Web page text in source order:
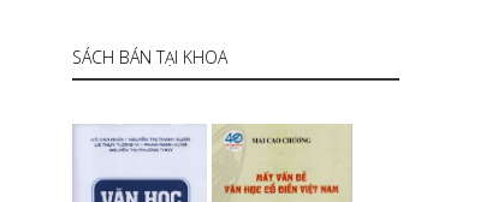
SÁCH BÁN TẠI KHOA